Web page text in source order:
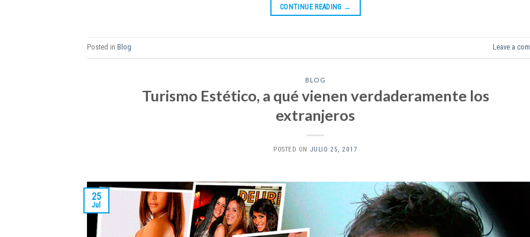
CONTINUE READING →
Posted in Blog Leave a
BLOG
Turismo Estético, a qué vienen verdaderamente los
extranjeros
POSTED ON JULIO 25, 2017
25
Jul